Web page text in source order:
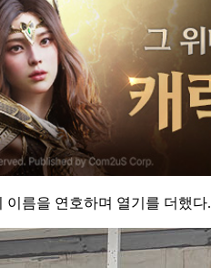
름을 연호하며 열기를 더했다.